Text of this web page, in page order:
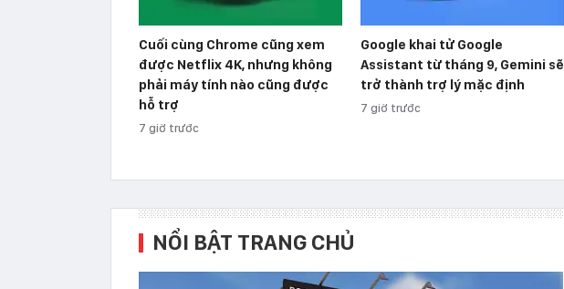
Cuối cùng Chrome cũng xem
được Netflix 4K, nhưng không
phải máy tính nào cũng được
hỗ trợ
7 giờ trước
Google khai tử Google
Assistant từ tháng 9, Gemini sẽ
trở thành trợ lý mặc định
7 giờ trước
NỔI BẬT TRANG CHỦ